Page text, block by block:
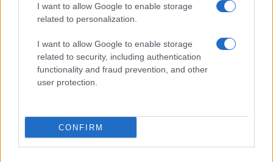
I want to allow Google to enable storage
related to personalization.
I want to allow Google to enable storage
related to security, including authentication
functionality and fraud prevention, and other
user protection.
CONFIRM
fatto crea moneta (moneta “fiscale”). Lasciamo ora
stare che siano stati spesi male, perché anche i
mega deficit di Conte e Draghi da 100 miliardi
l’anno non sono stati spesi bene. Solo per i
tamponi sono andati almeno 10 miliardi e il
lockdown e le sanzioni al gas russo sono costati